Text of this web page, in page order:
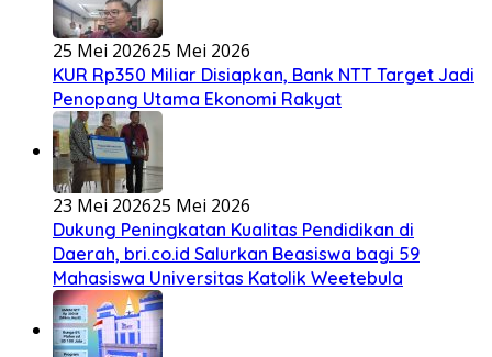
25 Mei 202625 Mei 2026
KUR Rp350 Miliar Disiapkan, Bank NTT Target Jadi
Penopang Utama Ekonomi Rakyat
23 Mei 202625 Mei 2026
Dukung Peningkatan Kualitas Pendidikan di
Daerah, bri.co.id Salurkan Beasiswa bagi 59
Mahasiswa Universitas Katolik Weetebula